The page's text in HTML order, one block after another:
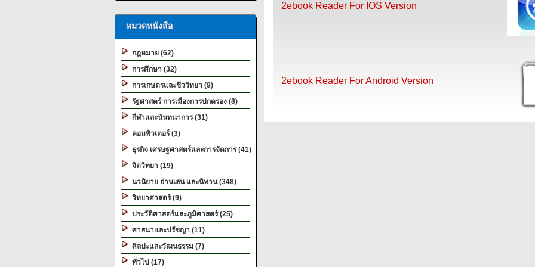
หมวดหนังสือ
กฎหมาย (62)
การศึกษา (32)
การเกษตรและชีววิทยา (9)
รัฐศาสตร์ การเมืองการปกครอง (8)
กีฬาและนันทนาการ (31)
คอมพิวเตอร์ (3)
ธุรกิจ เศรษฐศาสตร์และการจัดการ (41)
จิตวิทยา (19)
นวนิยาย อ่านเล่น และนิทาน (348)
วิทยาศาสตร์ (9)
ประวัติศาสตร์และภูมิศาสตร์ (25)
ศาสนาและปรัชญา (11)
ศิลปะและวัฒนธรรม (7)
ทั่วไป (17)
2ebook Reader For IOS Version
2ebook Reader For Android Version